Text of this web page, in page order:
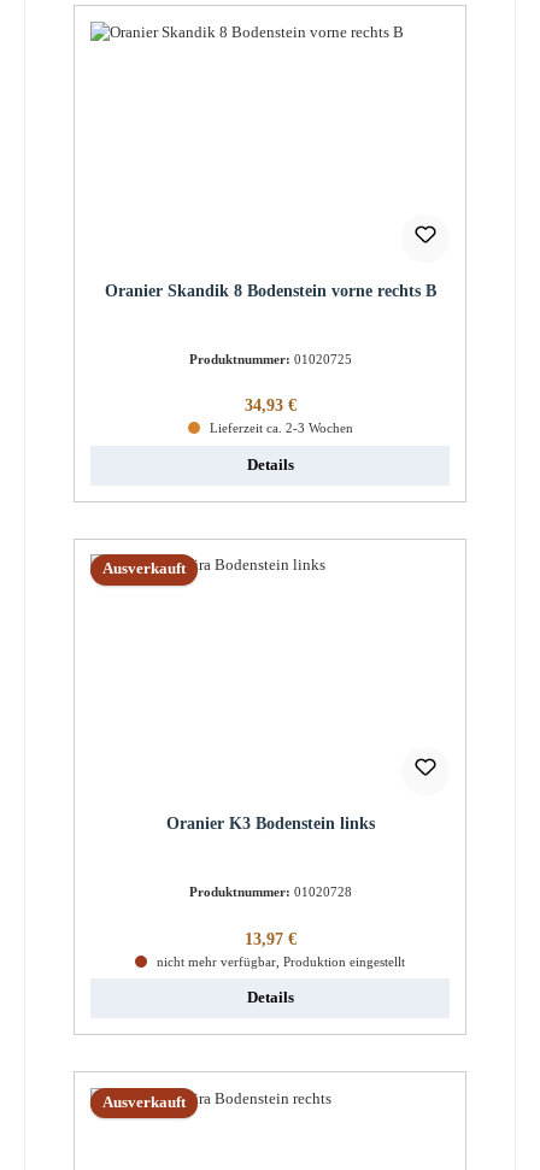
Oranier Skandik 8 Bodenstein vorne rechts B
Produktnummer: 01020725
Regulärer Preis:
34,93 €
Lieferzeit ca. 2-3 Wochen
Details
Ausverkauft
Oranier K3 Bodenstein links
Produktnummer: 01020728
Regulärer Preis:
13,97 €
nicht mehr verfügbar, Produktion eingestellt
Details
Ausverkauft